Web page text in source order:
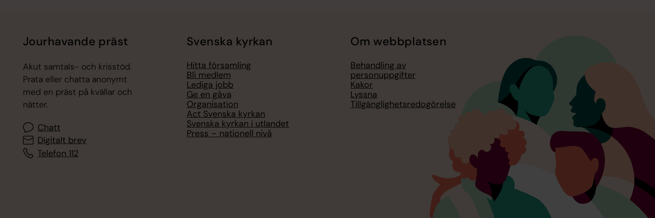
Jourhavande präst
Akut samtals- och krisstöd.
Prata eller chatta anonymt
med en präst på kvällar och
nätter.
Chatt
Digitalt brev
Telefon 112
Svenska kyrkan
Hitta församling
Bli medlem
Lediga jobb
Ge en gåva
Organisation
Act Svenska kyrkan
Svenska kyrkan i utlandet
Press – nationell nivå
Om webbplatsen
Behandling av
personuppgifter
Kakor
Lyssna
Tillgänglighetsredogörelse